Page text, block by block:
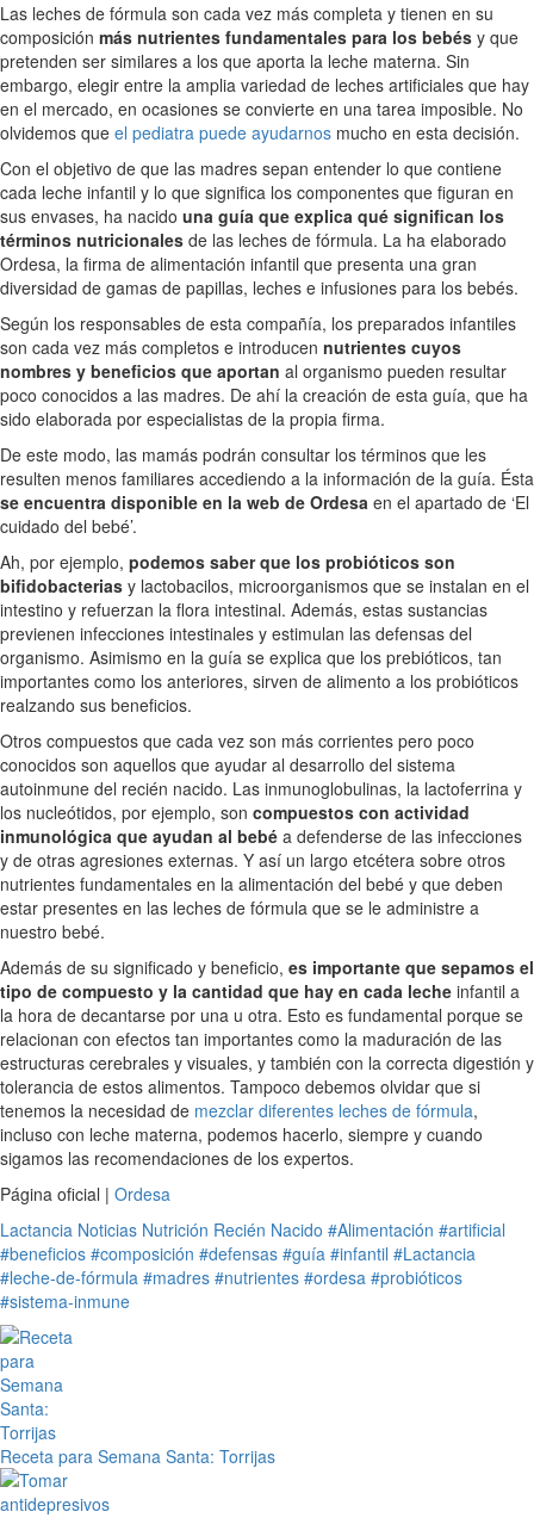
Las leches de fórmula son cada vez más completa y tienen en su
composición más nutrientes fundamentales para los bebés y que
pretenden ser similares a los que aporta la leche materna. Sin
embargo, elegir entre la amplia variedad de leches artificiales que hay
en el mercado, en ocasiones se convierte en una tarea imposible. No
olvidemos que el pediatra puede ayudarnos mucho en esta decisión.
Con el objetivo de que las madres sepan entender lo que contiene
cada leche infantil y lo que significa los componentes que figuran en
sus envases, ha nacido una guía que explica qué significan los
términos nutricionales de las leches de fórmula. La ha elaborado
Ordesa, la firma de alimentación infantil que presenta una gran
diversidad de gamas de papillas, leches e infusiones para los bebés.
Según los responsables de esta compañía, los preparados infantiles
son cada vez más completos e introducen nutrientes cuyos
nombres y beneficios que aportan al organismo pueden resultar
poco conocidos a las madres. De ahí la creación de esta guía, que ha
sido elaborada por especialistas de la propia firma.
De este modo, las mamás podrán consultar los términos que les
resulten menos familiares accediendo a la información de la guía. Ésta
se encuentra disponible en la web de Ordesa en el apartado de ‘El
cuidado del bebé’.
Ah, por ejemplo, podemos saber que los probióticos son
bifidobacterias y lactobacilos, microorganismos que se instalan en el
intestino y refuerzan la flora intestinal. Además, estas sustancias
previenen infecciones intestinales y estimulan las defensas del
organismo. Asimismo en la guía se explica que los prebióticos, tan
importantes como los anteriores, sirven de alimento a los probióticos
realzando sus beneficios.
Otros compuestos que cada vez son más corrientes pero poco
conocidos son aquellos que ayudar al desarrollo del sistema
autoinmune del recién nacido. Las inmunoglobulinas, la lactoferrina y
los nucleótidos, por ejemplo, son compuestos con actividad
inmunológica que ayudan al bebé a defenderse de las infecciones
y de otras agresiones externas. Y así un largo etcétera sobre otros
nutrientes fundamentales en la alimentación del bebé y que deben
estar presentes en las leches de fórmula que se le administre a
nuestro bebé.
Además de su significado y beneficio, es importante que sepamos el
tipo de compuesto y la cantidad que hay en cada leche infantil a
la hora de decantarse por una u otra. Esto es fundamental porque se
relacionan con efectos tan importantes como la maduración de las
estructuras cerebrales y visuales, y también con la correcta digestión y
tolerancia de estos alimentos. Tampoco debemos olvidar que si
tenemos la necesidad de mezclar diferentes leches de fórmula,
incluso con leche materna, podemos hacerlo, siempre y cuando
sigamos las recomendaciones de los expertos.
Página oficial | Ordesa
Lactancia Noticias Nutrición Recién Nacido #Alimentación #artificial
#beneficios #composición #defensas #guía #infantil #Lactancia
#leche-de-fórmula #madres #nutrientes #ordesa #probióticos
#sistema-inmune
Receta para Semana Santa: Torrijas